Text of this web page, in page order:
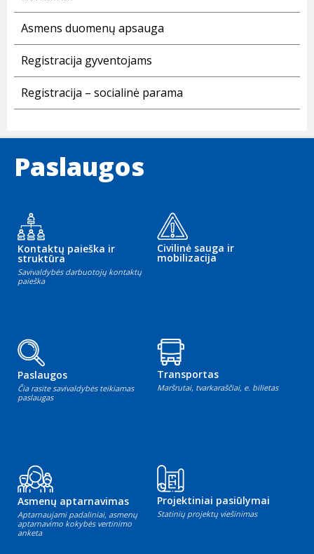
Asmens duomenų apsauga
Registracija gyventojams
Registracija – socialinė parama
Paslaugos
Kontaktų paieška ir
struktūra
Savivaldybės darbuotojų kontaktų
paieška
Civilinė sauga ir
mobilizacija
Paslaugos
Čia rasite savivaldybės teikiamas
paslaugas
Transportas
Maršrutai, tvarkaraščiai, e. bilietas
Asmenų aptarnavimas
Aptarnaujami padaliniai, asmenų
aptarnavimo kokybės vertinimo
anketa
Projektiniai pasiūlymai
Statinių projektų viešinimas